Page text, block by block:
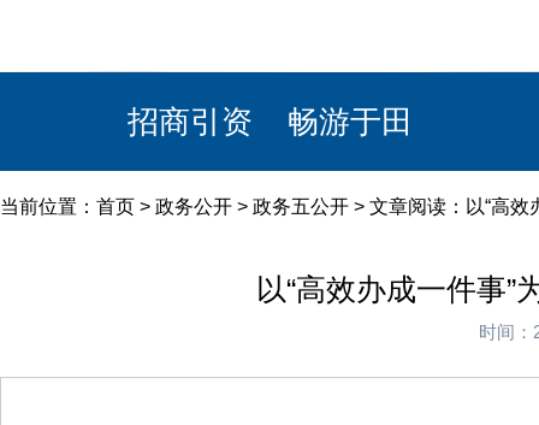
招商引资 畅游于田
当前位置： 首页 > 政务公开 > 政务五公开 > 文章阅读：以“高
以“高效办成一件事
时间：